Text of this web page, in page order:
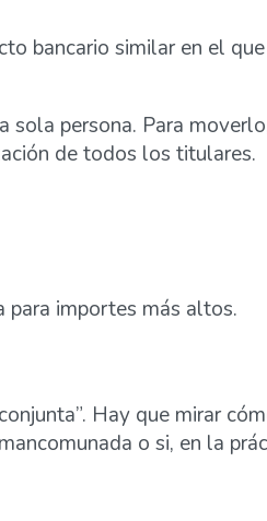
bancario similar en el
persona. Para
de todos los titulares.
para importes más altos.
Hay que mirar
o si, en la